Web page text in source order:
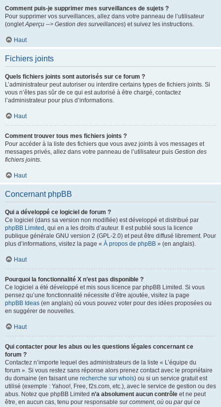
Comment puis-je supprimer mes surveillances de sujets ?
Pour supprimer vos surveillances, allez dans votre panneau de l’utilisateur
(ongletAperçu --> Gestion des surveillances) et suivez les instructions.
Haut
Fichiers joints
Quels fichiers joints sont autorisés sur ce forum ?
L’administrateur peut autoriser ou interdire certains types de fichiers joints. Si
vous n’êtes pas sûr de ce qui est autorisé à être chargé, contactez
l’administrateur pour plus d’informations.
Haut
Comment trouver tous mes fichiers joints ?
Pour accéder à la liste des fichiers que vous avez joints à vos messages et
messages privés, allez dans votre panneau de l’utilisateur puis Gestion des
fichiers joints.
Haut
Concernant phpBB
Qui a développé ce logiciel de forum ?
Ce logiciel (dans sa version non modifiée) est développé et distribué par
phpBB Limited , qui en a les droits d’auteur. Il est publié sous la licence
publique générale GNU version 2 (GPL-2.0) et peut être diffusé librement. Pour
plus d’informations, visitez la page « À propos de phpBB » (en anglais).
Haut
Pourquoi la fonctionnalité X n’est pas disponible ?
Ce logiciel a été développé et mis sous licence par phpBB Limited. Si vous
pensez qu’une fonctionnalité nécessite d’être ajoutée, visitez la page
phpBB Ideas (en anglais) où vous pouvez voter pour des idées proposées ou
en suggérer de nouvelles.
Haut
Qui contacter pour les abus ou les questions légales concernant ce
forum ?
Contactez n’importe lequel des administrateurs de la liste « L’équipe du
forum ». Si vous restez sans réponse alors prenez contact avec le propriétaire
du domaine (en faisant une recherche sur whois) ou si un service gratuit est
utilisé (exemple : Yahoo!, Free, f2s.com, etc.), avec le service de gestion ou des
abus. Notez que phpBB Limited n’a absolument aucun contrôle et ne peut
être, en aucun cas, tenu pour responsable sur comment, où ou par qui ce